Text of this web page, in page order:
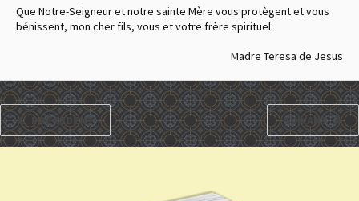
Que Notre-Seigneur et notre sainte Mère vous protègent et vous
bénissent, mon cher fils, vous et votre frère spirituel.
Madre Teresa de Jesus
PRÉCÉDENT SUIVANT